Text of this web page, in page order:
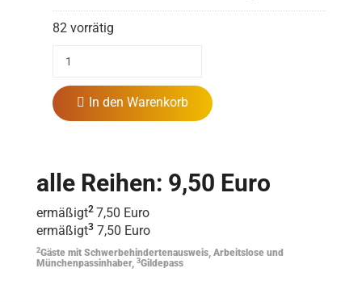
82 vorrätig
In den Warenkorb
alle Reihen: 9,50 Euro
ermäßigt2 7,50 Euro
ermäßigt3 7,50 Euro
2Gäste mit Schwerbehindertenausweis, Arbeitslose und
Münchenpassinhaber, 3Gildepass